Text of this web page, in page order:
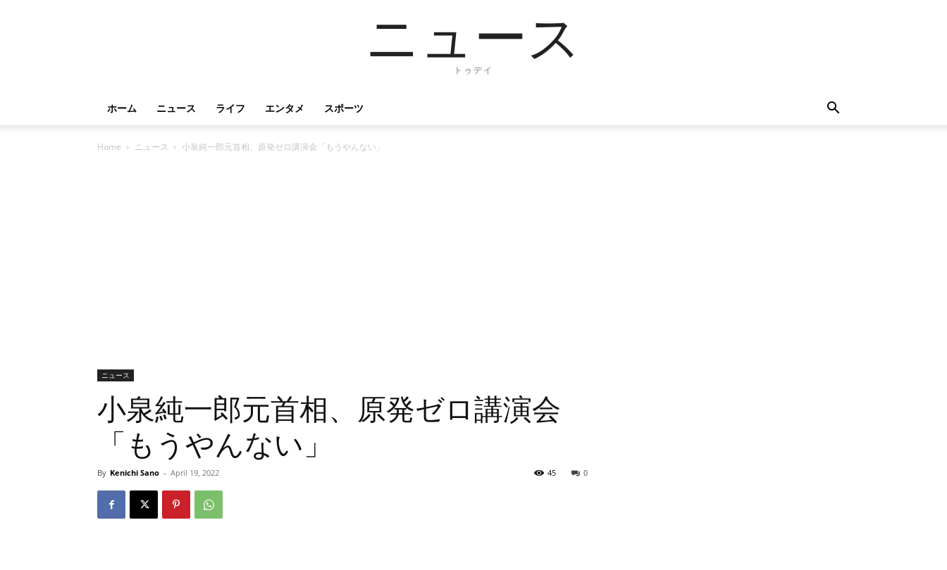
ニュース
トゥデイ
ホーム ニュース ライフ エンタメ スポーツ
Home ニュース 小泉純一郎元首相、原発ゼロ講演会「もうやんない」
ニュース
小泉純一郎元首相、原発ゼロ講演会
「もうやんない」
By Kenichi Sano - April 19, 2022 0
45